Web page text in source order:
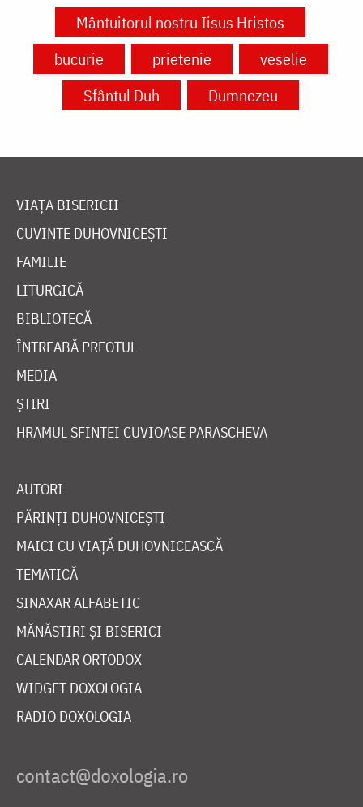
Mântuitorul nostru Iisus Hristos
bucurie
prietenie
veselie
Sfântul Duh
Dumnezeu
VIAȚA BISERICII
CUVINTE DUHOVNICEȘTI
FAMILIE
LITURGICĂ
BIBLIOTECĂ
ÎNTREABĂ PREOTUL
MEDIA
ȘTIRI
HRAMUL SFINTEI CUVIOASE PARASCHEVA
AUTORI
PĂRINȚI DUHOVNICEȘTI
MAICI CU VIAȚĂ DUHOVNICEASCĂ
TEMATICĂ
SINAXAR ALFABETIC
MĂNĂSTIRI ȘI BISERICI
CALENDAR ORTODOX
WIDGET DOXOLOGIA
RADIO DOXOLOGIA